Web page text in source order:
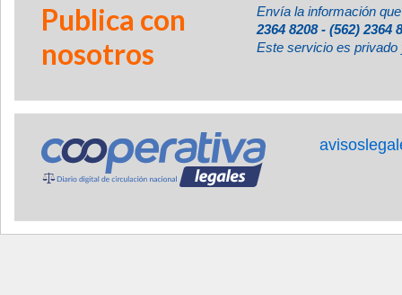
Publica con
nosotros
Envía la información
2364 8208 - (562) 2364
Este servicio es privado